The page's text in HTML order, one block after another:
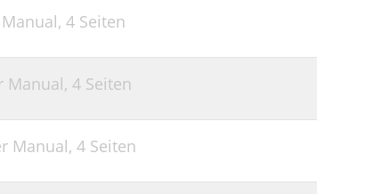
4 Seiten
Manual, 4 Seiten
Manual, 4 Seiten